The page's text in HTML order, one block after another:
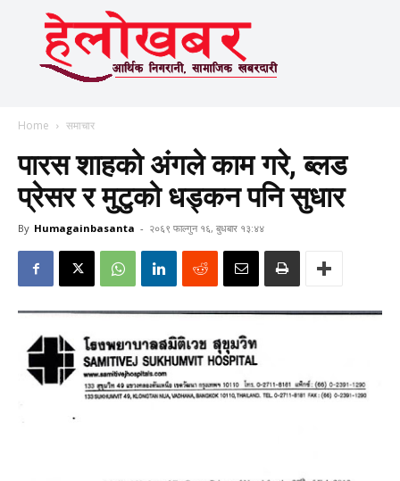
Home समाचार
पारस शाहको अंगले काम गरे, ब्लड
प्रेसर र मुटुको धड्कन पनि सुधार
By Humagainbasanta - २०६९ फाल्गुन १६, बुधबार १३:४४